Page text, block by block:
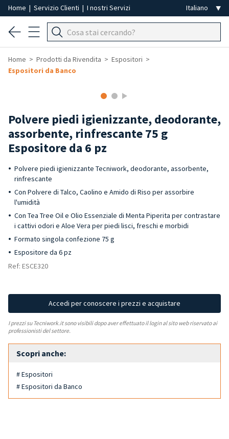
Home | Servizio Clienti | I nostri Servizi
Home Prodotti da Rivendita
Espositori
Espositori da Banco
Polvere piedi igienizzante, deodorante,
assorbente, rinfrescante 75 g
Espositore da 6 pz
Polvere piedi igienizzante Tecniwork, deodorante, assorbente,
rinfrescante
Con Polvere di Talco, Caolino e Amido di Riso per assorbire
l'umidità
Con Tea Tree Oil e Olio Essenziale di Menta Piperita per contrastare
i cattivi odori e Aloe Vera per piedi lisci, freschi e morbidi
Formato singola confezione 75 g
Espositore da 6 pz
Ref: ESCE320
Accedi per conoscere i prezzi e acquistare
I prezzi su Tecniwork.it sono visibili dopo aver effettuato il login al sito web riservato ai
professionisti del settore.
Scopri anche:
# Espositori
# Espositori da Banco